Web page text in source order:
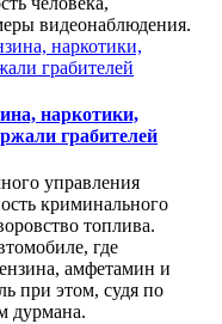
видеонаблюдения.
наркотики,
грабителей
управления
криминального
топлива.
где
амфетамин и
при этом, судя по
дурмана.